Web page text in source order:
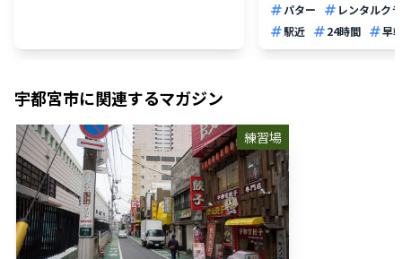
パター
レンタルク
駅近
24時間 早
宇都宮市に関連するマガジン
練習場